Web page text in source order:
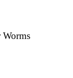
Worms